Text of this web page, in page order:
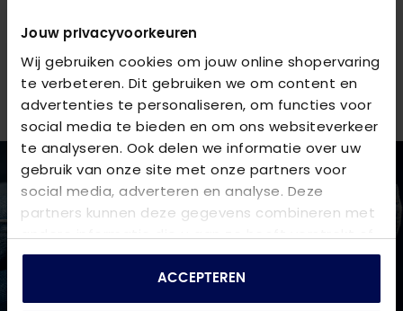
Jouw privacyvoorkeuren
Wij gebruiken cookies om jouw online shopervaring
te verbeteren. Dit gebruiken we om content en
advertenties te personaliseren, om functies voor
social media te bieden en om ons websiteverkeer
te analyseren. Ook delen we informatie over uw
gebruik van onze site met onze partners voor
social media, adverteren en analyse. Deze
partners kunnen deze gegevens combineren met
andere informatie die u aan ze heeft verstrekt of
die ze hebben verzameld op basis van uw gebruik
ACCEPTEREN
We helpen je graag verder online of in één van onze 6
winkels. Stel je vraag aan deklantenserviceof bezoek
een van onzewinkels.